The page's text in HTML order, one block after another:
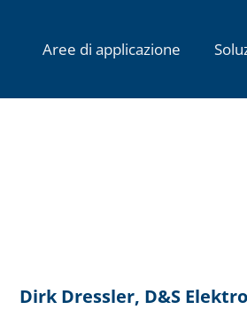
Aree di applicazione
Dirk Dressler, D&S